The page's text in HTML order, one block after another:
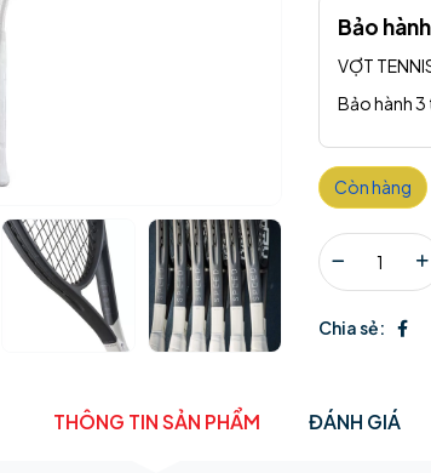
Bảo
VỢT
Bảo hành
Còn hàng
Chia sẻ:
THÔNG TIN SẢN PHẨM ĐÁNH GIÁ